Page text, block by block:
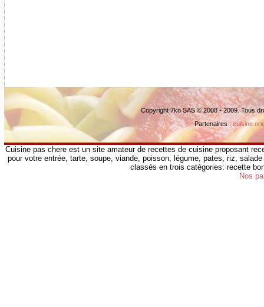
Copyright 7ko SAS © 2008 - 2009. Tous
Partenaires :cuisine
Cuisine pas chere est un site amateur de recettes de cuisine proposant
pour votre entrée, tarte, soupe, viande, poisson, légume, pates, riz,
classés en trois catégories: recette
Nos